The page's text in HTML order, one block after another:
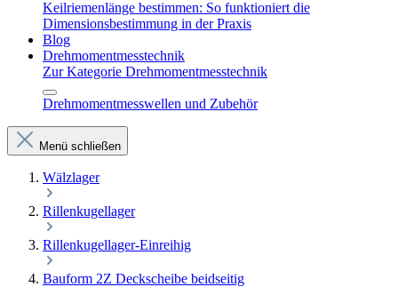
Keilriemenlänge bestimmen: So funktioniert die
Dimensionsbestimmung in der Praxis
Blog
Drehmomentmesstechnik
Zur Kategorie Drehmomentmesstechnik
Drehmomentmesswellen und Zubehör
Menü schließen
Wälzlager
Rillenkugellager
Rillenkugellager-Einreihig
Bauform 2Z Deckscheibe beidseitig